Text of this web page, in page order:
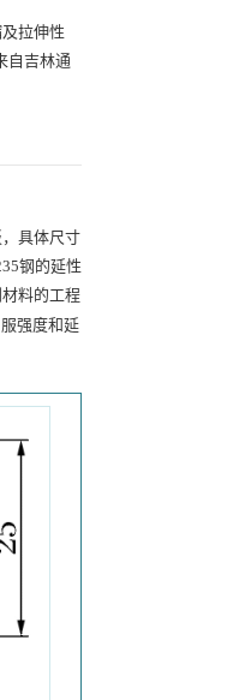
拉伸性
自吉林通
具体尺寸
钢的延性
料的工程
强度和延